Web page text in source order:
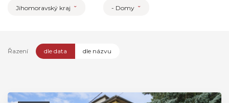
Jihomoravský kraj
- Domy
Řazení dle data dle názvu